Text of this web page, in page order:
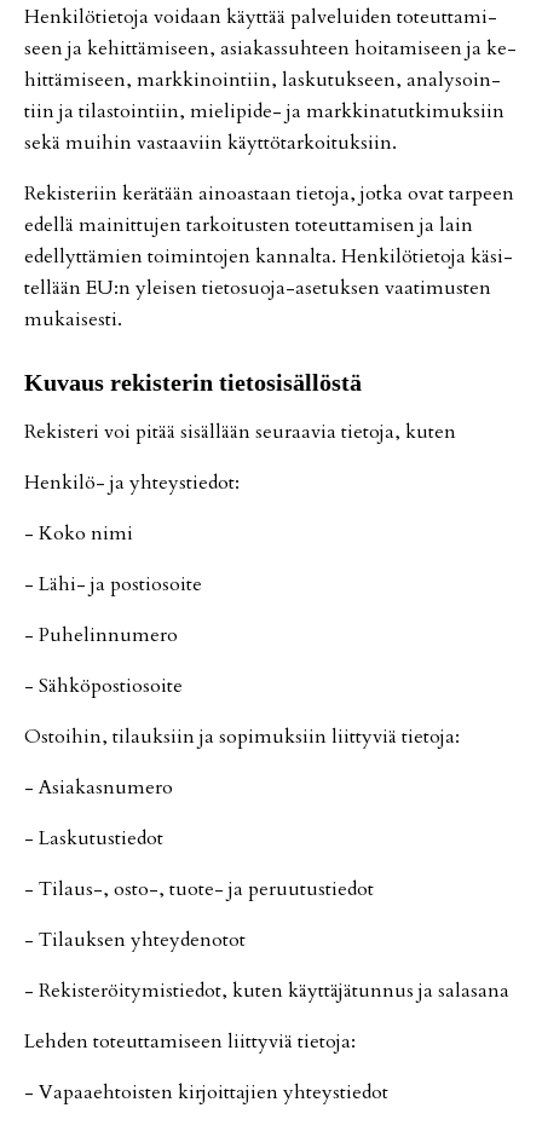
Hen­ki­lö­tie­to­ja voi­daan käyt­tää pal­ve­lui­den to­teut­ta­mi­
seen ja ke­hit­tä­mi­seen, asi­a­kas­suh­teen hoi­ta­mi­seen ja ke­
hit­tä­mi­seen, mark­ki­noin­tiin, las­ku­tuk­seen, ana­ly­soin­
tiin ja ti­las­toin­tiin, mie­li­pi­de- ja mark­ki­na­tut­ki­muk­siin
sekä mui­hin vas­taa­viin käyt­tö­tar­koi­tuk­siin.
Re­kis­te­riin ke­rä­tään ai­no­as­taan tie­to­ja, jot­ka ovat tar­peen
edel­lä mai­nit­tu­jen tar­koi­tus­ten to­teut­ta­mi­sen ja lain
edel­lyt­tä­mien toi­min­to­jen kan­nal­ta. Hen­ki­lö­tie­to­ja kä­si­
tel­lään EU:n ylei­sen tie­to­suo­ja-ase­tuk­sen vaa­ti­mus­ten
mu­kai­ses­ti.
Ku­vaus re­kis­te­rin tie­to­si­säl­lös­tä
Re­kis­te­ri voi pi­tää si­säl­lään seu­raa­via tie­to­ja, ku­ten
Hen­ki­lö- ja yh­teys­tie­dot:
- Koko nimi
- Lähi- ja pos­ti­o­soi­te
- Pu­he­lin­nu­me­ro
- Säh­kö­pos­ti­o­soi­te
Os­toi­hin, ti­lauk­siin ja so­pi­muk­siin liit­ty­viä tie­to­ja:
- Asi­a­kas­nu­me­ro
- Las­ku­tus­tie­dot
- Ti­laus-, os­to-, tuo­te- ja pe­ruu­tus­tie­dot
- Ti­lauk­sen yh­tey­de­no­tot
- Re­kis­te­röi­ty­mis­tie­dot, ku­ten käyt­tä­jä­tun­nus ja sa­la­sa­na
Leh­den to­teut­ta­mi­seen liit­ty­viä tie­to­ja:
- Va­paa­eh­tois­ten kir­joit­ta­jien yh­teys­tie­dot